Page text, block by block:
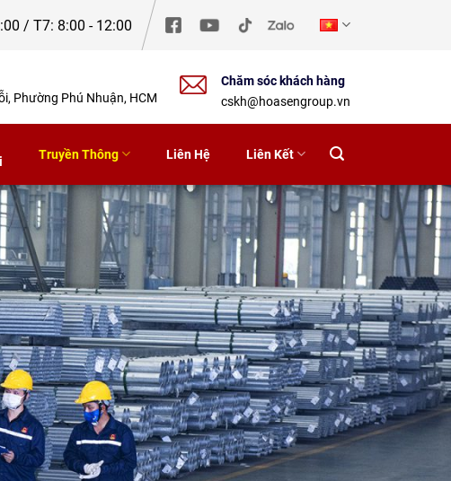
/ T7: 8:00 - 12:00
Truyền Thông Liên Hệ Liên Kết
Phường Phú Nhuận, HCM
Chăm sóc khách hàng
cskh@hoasengroup.vn